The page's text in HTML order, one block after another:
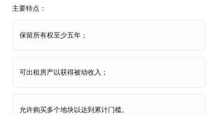
主要特点：
保留所有权至少五年；
可出租房产以获得被动收入；
允许购买多个地块以达到累计门槛。